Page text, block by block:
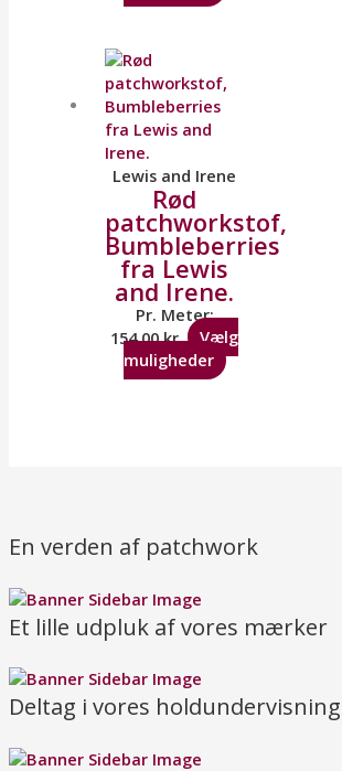
Lewis and Irene
Rød
patchworkstof,
Bumbleberries
fra Lewis
and Irene.
Pr. Meter:
154,00kr.
Vælg
muligheder
En verden af patchwork
Et lille udpluk af vores mærker
Deltag i vores holdundervisning